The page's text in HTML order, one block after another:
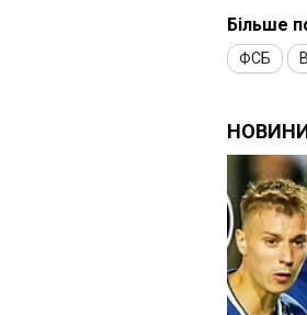
Більше
ФСБ